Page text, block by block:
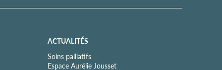
ACTUALITÉS
Soins palliatifs
Espace Aurélie Jousset